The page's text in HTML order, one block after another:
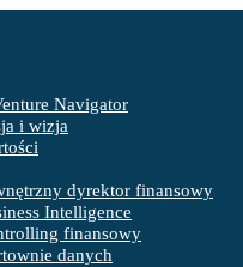
Navigator
i wizja
dyrektor finansowy
Intelligence
finansowy
danych